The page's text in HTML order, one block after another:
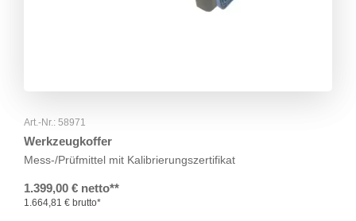
Art.-Nr.: 58971
Werkzeugkoffer
Mess-/Prüfmittel mit Kalibrierungszertifikat
1.399,00 € netto**
1.664,81 € brutto*